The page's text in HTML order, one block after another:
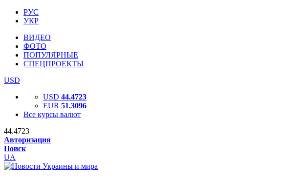
РУС
УКР
ВИДЕО
ФОТО
ПОПУЛЯРНЫЕ
СПЕЦПРОЕКТЫ
USD
USD 44.4723
EUR 51.3096
Все курсы валют
44.4723
Авторизация
Поиск
UA